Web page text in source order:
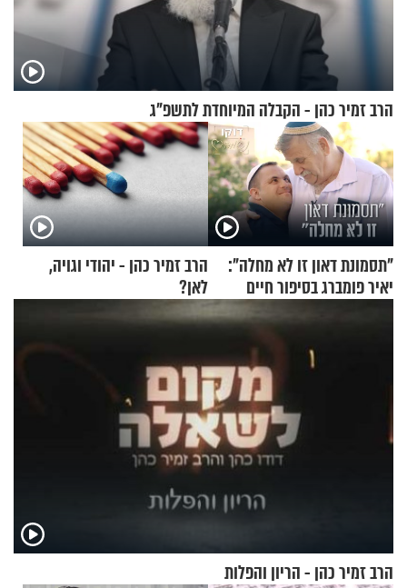
הרב זמיר כהן - הקבלה המיוחדת לתשפ"ג
"תסמונת דאון זו לא מחלה":
יאיר פומברג בסיפור חיים
הרב זמיר כהן - יהודי וגויה,
לאן?
הרב זמיר כהן - הריון והפלות